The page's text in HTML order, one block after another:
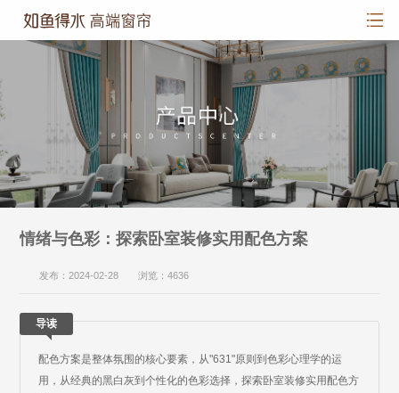
情绪与色彩：探索卧室装修实用配色方案
发布：2024-02-28 浏览：4636
导读
配色方案是整体氛围的核心要素，从"631"原则到色彩心理学的运
用，从经典的黑白灰到个性化的色彩选择，探索卧室装修实用配色方